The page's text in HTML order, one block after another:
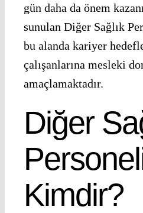
gün daha da önem
sunulan Diğer Sağlık
bu alanda kariyer
çalışanlarına mesleki
amaçlamaktadır.
Diğer
Kimdir?